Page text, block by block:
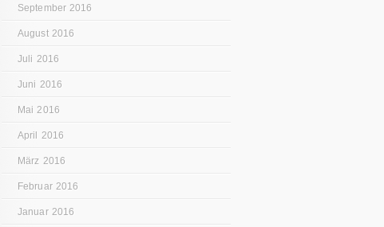
September 2016
August 2016
Juli 2016
Juni 2016
Mai 2016
April 2016
März 2016
Februar 2016
Januar 2016